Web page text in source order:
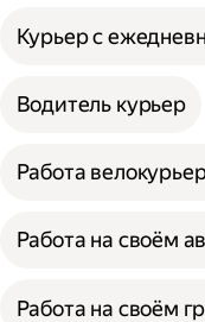
Курьер с
Водитель курьер
Работа
Работа на своём
Работа на своём